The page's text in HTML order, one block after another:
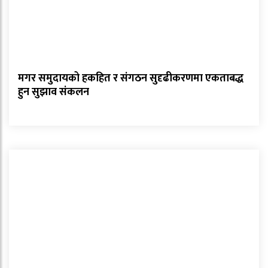
मगर समुदायको हकहित र संगठन सुदृढीकरणमा एकताबद्ध
हुन सुझाव संकलन